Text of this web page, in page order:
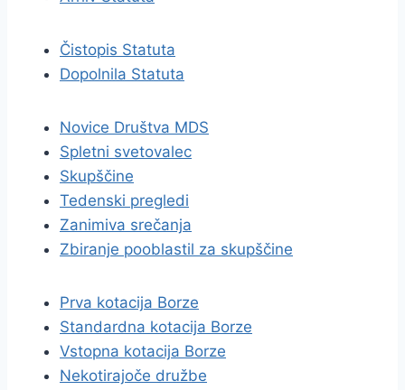
Čistopis Statuta
Dopolnila Statuta
Novice Društva MDS
Spletni svetovalec
Skupščine
Tedenski pregledi
Zanimiva srečanja
Zbiranje pooblastil za skupščine
Prva kotacija Borze
Standardna kotacija Borze
Vstopna kotacija Borze
Nekotirajoče družbe